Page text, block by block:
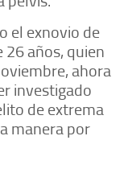
el exnovio de
26 años, quien
ahora
investigado
de extrema
manera por